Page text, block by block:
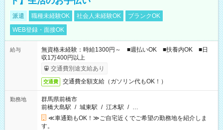
派遣 職種未経験OK 社会人未経験OK
ブランクOK
WEB登録・面接OK
給与
無資格未経験：時給1300円～ ■週払いOK ■扶養内OK ■日
収1万400円以上
交通費別途支給あり
交通費 交通費全額支給（ガソリン代もOK！）
勤務地
群馬県前橋市
前橋大島駅 / 城東駅 / 江木駅 / …
≪車通勤もOK！≫ご自宅近くでご希望の勤務地を紹介しま
す。